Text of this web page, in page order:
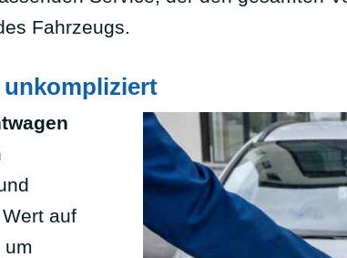
Fahrzeugs.
auf
um